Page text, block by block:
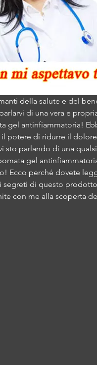
della salute e del
di una vera e
gel antinfiammatoria!
potere di ridurre il
sto parlando di una
gel
Ecco perché dovete
segreti di questo
con me alla scoperta